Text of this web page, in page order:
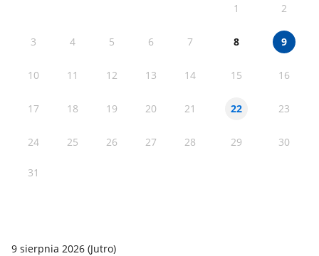
1 2
3 4 5 6 7 8 9
10 11 12 13 14 15 16
17 18 19 20 21 22 23
24 25 26 27 28 29 30
31
9 sierpnia 2026(Jutro)